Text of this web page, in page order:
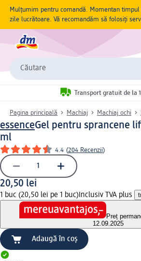
Mulțumim pentru comandă. Momentan
zile lucrătoare. Vă recomandăm să folosiți
Căutare
Transport gratuit de la
Pagina principală Machiaj Machiaj ochi
essenceGel pentru sprancene
ml
4.4 (204 Recenzii)
20,50 lei
1 buc (20,50 lei pe 1 buc) Inclusiv TVA plus
Preț
12.09.2025
Adaugă în coș